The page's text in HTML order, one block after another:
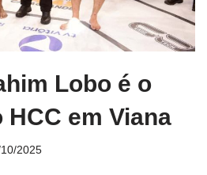
Lobo é o
em Viana
2025